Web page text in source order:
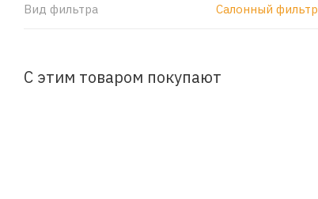
Вид фильтра Салонный фильтр
С этим товаром покупают